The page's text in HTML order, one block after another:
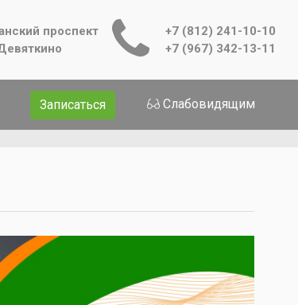
проспект
+7 (812) 241-10-10
+7 (967) 342-13-11
Записаться Слабовидящим